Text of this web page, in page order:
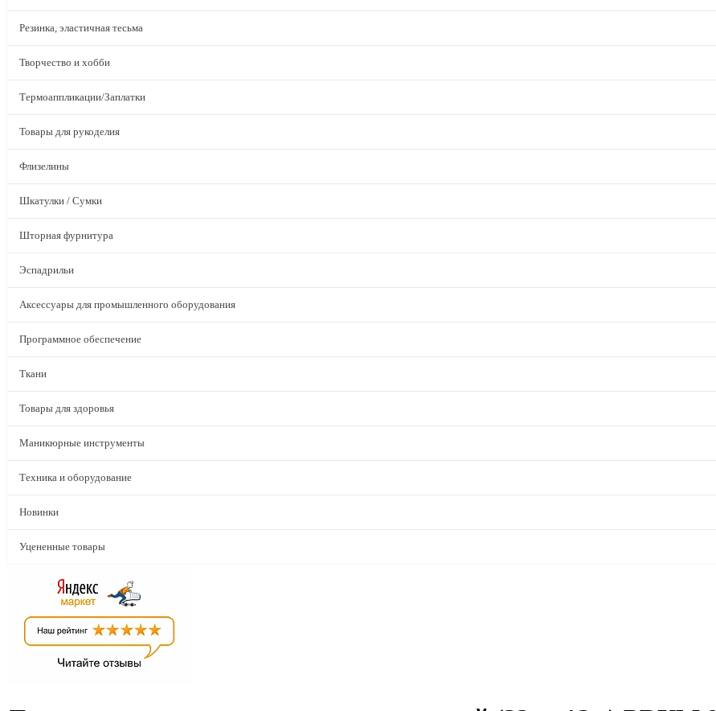
Резинка, эластичная тесьма
Творчество и хобби
Термоаппликации/Заплатки
Товары для рукоделия
Флизелины
Шкатулки / Сумки
Шторная фурнитура
Эспадрильи
Аксессуары для промышленного оборудования
Программное обеспечение
Ткани
Товары для здоровья
Маникюрные инструменты
Техника и оборудование
Новинки
Уцененные товары